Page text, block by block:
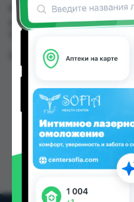
купить или заказать в
цене от 8.00 TJS в
Цена: от8.00 TJS